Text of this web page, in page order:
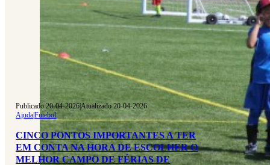
Publicado 20-04-2026|Atualizado 20-04-2026
Ajuda|Futebol
CINCO PONTOS IMPORTANTES A TER
EM CONTA NA HORA DE ESCOLHER O
MELHOR CAMPO DE FÉRIAS DE